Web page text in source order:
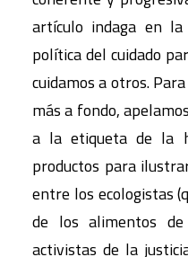
artículo indaga en
política del cuidado
cuidamos a otros.
más a fondo,
a la etiqueta de la
productos para
entre los ecologistas
de los alimentos
activistas de la